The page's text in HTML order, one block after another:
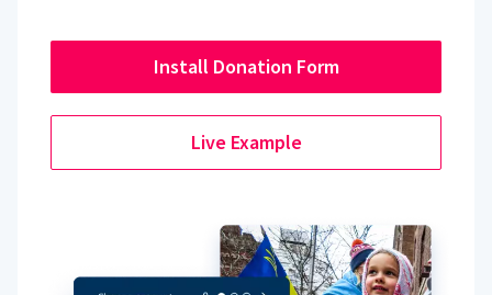
Install Donation Form
Live Example